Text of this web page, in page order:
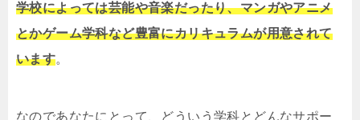
学校によっては芸能や音楽だったり、マンガやアニメ
とかゲーム学科など豊富にカリキュラムが用意されて
います。
なのであなたにとって、どういう学科とどんなサポー